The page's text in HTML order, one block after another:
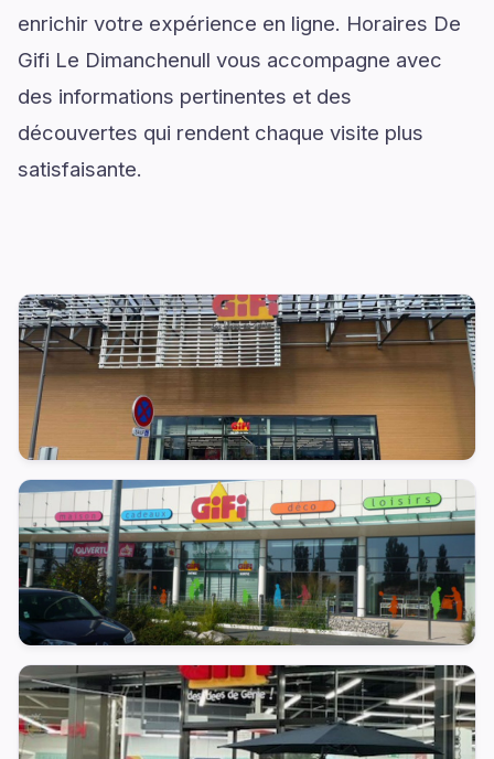
enrichir votre expérience en ligne. Horaires De
Gifi Le Dimanchenull vous accompagne avec
des informations pertinentes et des
découvertes qui rendent chaque visite plus
satisfaisante.